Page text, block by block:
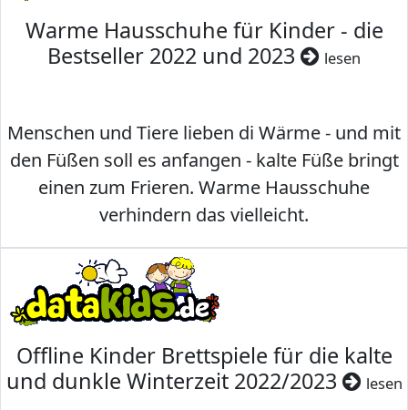
Warme Hausschuhe für Kinder - die
Bestseller 2022 und 2023
lesen
Menschen und Tiere lieben di Wärme - und mit
den Füßen soll es anfangen - kalte Füße bringt
einen zum Frieren. Warme Hausschuhe
verhindern das vielleicht.
Offline Kinder Brettspiele für die kalte
und dunkle Winterzeit 2022/2023
lesen